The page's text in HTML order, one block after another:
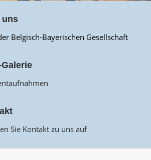
uns
Belgisch-Bayerischen Gesellschaft
Sie Kontakt zu uns auf